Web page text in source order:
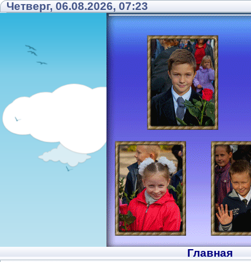
Четверг, 06.08.2026, 07:23
Главная